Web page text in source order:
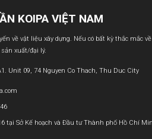
KOIPA VIỆT NAM
về vật liệu xây dựng. Nếu có bất kỳ thắc mắc
xuất/đại lý.
Unit 09, 74 Nguyen Co Thach, Thu Duc City
tại Sở Kế hoạch và Đầu tư Thành phố Hồ Chí